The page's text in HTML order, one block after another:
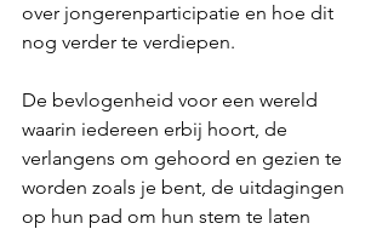
over jongerenparticipatie en hoe dit
nog verder te verdiepen.
De bevlogenheid voor een wereld
waarin iedereen erbij hoort, de
verlangens om gehoord en gezien te
worden zoals je bent, de uitdagingen
op hun pad om hun stem te laten